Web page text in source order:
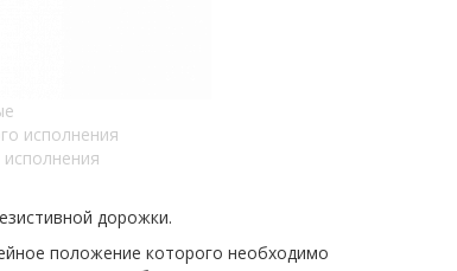
дорожки.
положение которого необходимо